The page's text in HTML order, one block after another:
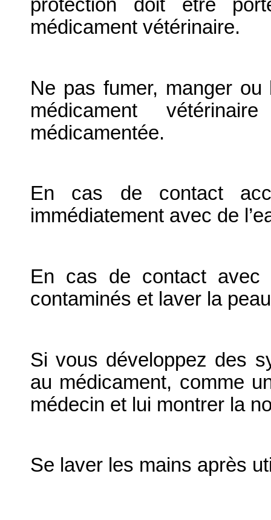
protection doit être
médicament vétérinaire.
Ne pas fumer, manger
médicament
médicamentée.
En cas de contact
immédiatement avec de
En cas de contact avec
contaminés et laver la
Si vous développez des
au médicament, comme
médecin et lui montrer la
Se laver les mains après